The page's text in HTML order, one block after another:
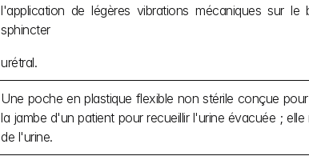
l'application de légères vibrations mécaniques sur
sphincter
urétral.
Une poche en plastique flexible non stérile conçue
la jambe d'un patient pour recueillir l'urine évacuée ;
de l'urine.